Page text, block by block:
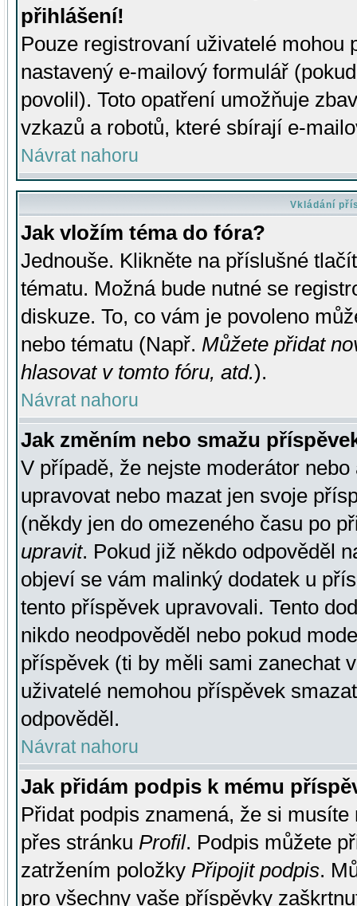
přihlášení!
Pouze registrovaní uživatelé mohou
nastavený e-mailový formulář
povolil). Toto opatření umožňuje
vzkazů a robotů, které sbírají e-
Návrat nahoru
Vkládání
Jak vložím téma do fóra?
Jednouše. Klikněte na příslušné
tématu. Možná bude nutné se
diskuze. To, co vám je povoleno
nebo tématu (Např. Můžete přidat
hlasovat v tomto fóru, atd.).
Návrat nahoru
Jak změním nebo smažu
V případě, že nejste moderátor
upravovat nebo mazat jen svoje
(někdy jen do omezeného času po
upravit. Pokud již někdo odpověděl
objeví se vám malinký dodatek u
tento příspěvek upravovali. Tento
nikdo neodpověděl nebo pokud
příspěvek (ti by měli sami zanechat
uživatelé nemohou příspěvek
odpověděl.
Návrat nahoru
Jak přidám podpis k mému
Přidat podpis znamená, že si
přes stránku Profil. Podpis můžete
zatržením položky Připojit podpis.
pro všechny vaše příspěvky